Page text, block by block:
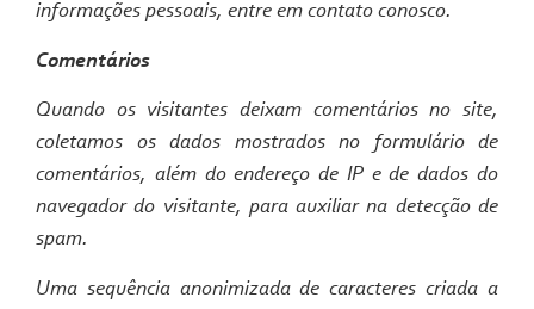
informações pessoais, entre em contato conosco.
Comentários
Quando os visitantes deixam comentários no site,
coletamos os dados mostrados no formulário de
comentários, além do endereço de IP e de dados do
navegador do visitante, para auxiliar na detecção de
spam.
Uma sequência anonimizada de caracteres criada a